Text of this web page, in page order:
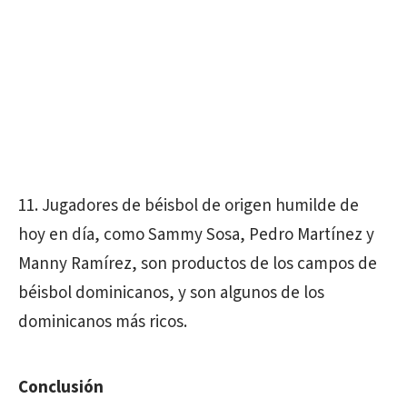
11. Jugadores de béisbol de origen humilde de
hoy en día, como Sammy Sosa, Pedro Martínez y
Manny Ramírez, son productos de los campos de
béisbol dominicanos, y son algunos de los
dominicanos más ricos.
Conclusión